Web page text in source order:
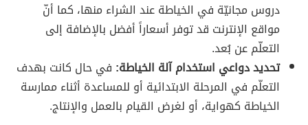
دروس مجانيّة في الخياطة عند الشراء منها، كما أنّ
مواقع الإنترنت قد توفر أسعاراً أفضل بالإضافة إلى
التعلّم عن بُعد.
تحديد دواعي استخدام آلة الخياطة: في حال كانت بهدف
التعلّم في المرحلة الابتدائية أو للمساعدة أثناء ممارسة
الخياطة كهواية، أو لغرض القيام بالعمل والإنتاج.